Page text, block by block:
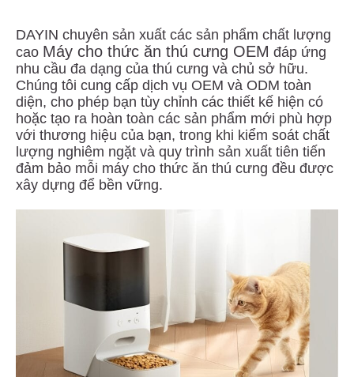
DAYIN chuyên sản xuất các sản phẩm chất lượng
cao Máy cho thức ăn thú cưng OEM đáp ứng
nhu cầu đa dạng của thú cưng và chủ sở hữu.
Chúng tôi cung cấp dịch vụ OEM và ODM toàn
diện, cho phép bạn tùy chỉnh các thiết kế hiện có
hoặc tạo ra hoàn toàn các sản phẩm mới phù hợp
với thương hiệu của bạn, trong khi kiểm soát chất
lượng nghiêm ngặt và quy trình sản xuất tiên tiến
đảm bảo mỗi máy cho thức ăn thú cưng đều được
xây dựng để bền vững.